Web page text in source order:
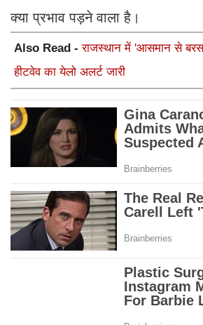
क्या प्रभाव पड़ने वाला है।
Also Read -राजस्थान में 'आसमान से
हीटवेव का येलो अलर्ट जारी